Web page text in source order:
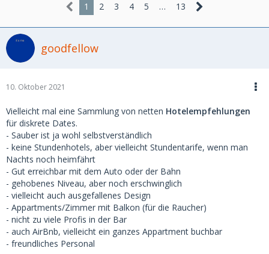
1 2 3 4 5 … 13
goodfellow
10. Oktober 2021
Vielleicht mal eine Sammlung von netten Hotelempfehlungen
für diskrete Dates.
- Sauber ist ja wohl selbstverständlich
- keine Stundenhotels, aber vielleicht Stundentarife, wenn man
Nachts noch heimfährt
- Gut erreichbar mit dem Auto oder der Bahn
- gehobenes Niveau, aber noch erschwinglich
- vielleicht auch ausgefallenes Design
- Appartments/Zimmer mit Balkon (für die Raucher)
- nicht zu viele Profis in der Bar
- auch AirBnb, vielleicht ein ganzes Appartment buchbar
- freundliches Personal